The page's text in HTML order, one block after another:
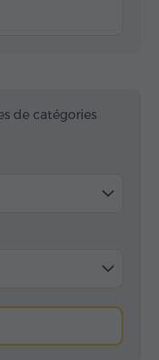
de catégories